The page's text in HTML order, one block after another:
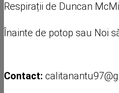
Respirații de Duncan
Înainte de potop sau Noi
Contact: